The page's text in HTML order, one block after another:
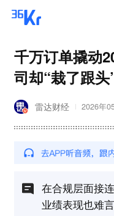
千万订单撬动
司却“栽了跟头
雷达财经 2026年
在合规层面接
业绩表现也难言